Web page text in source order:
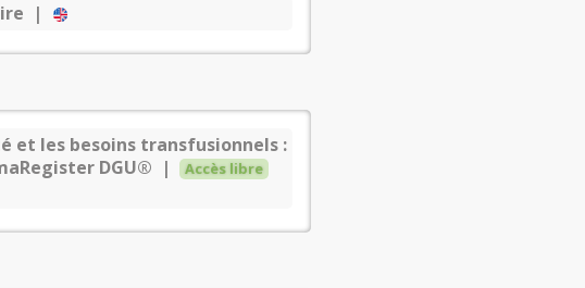
|
et les besoins transfusionnels :
DGU® |
Accès libre